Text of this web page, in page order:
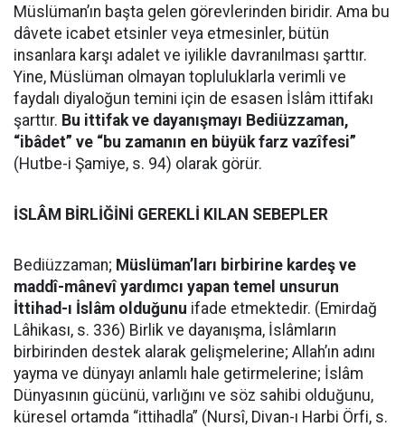
Müslüman’ın başta gelen görevlerinden biridir. Ama bu
dâvete icabet etsinler veya etmesinler, bütün
insanlara karşı adalet ve iyilikle davranılması şarttır.
Yine, Müslüman olmayan topluluklarla verimli ve
faydalı diyaloğun temini için de esasen İslâm ittifakı
şarttır. Bu ittifak ve dayanışmayı Bediüzzaman,
“ibâdet” ve “bu zamanın en büyük farz vazîfesi”
(Hutbe-i Şamiye, s. 94) olarak görür.
İSLÂM BİRLİĞİNİ GEREKLİ KILAN SEBEPLER
Bediüzzaman; Müslüman’ları birbirine kardeş ve
maddî-mânevî yardımcı yapan temel unsurun
İttihad-ı İslâm olduğunu ifade etmektedir. (Emirdağ
Lâhikası, s. 336) Birlik ve dayanışma, İslâmların
birbirinden destek alarak gelişmelerine; Allah’ın adını
yayma ve dünyayı anlamlı hale getirmelerine; İslâm
Dünyasının gücünü, varlığını ve söz sahibi olduğunu,
küresel ortamda “ittihadla” (Nursî, Divan-ı Harbi Örfi, s.